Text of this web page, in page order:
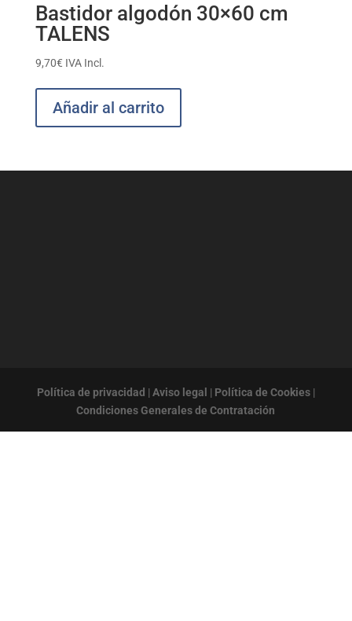
Bastidor algodón 30×60 cm
TALENS
9,70€ IVA Incl.
Añadir al carrito
Política de privacidad | Aviso legal | Política de Cookies|
Condiciones Generales de Contratación